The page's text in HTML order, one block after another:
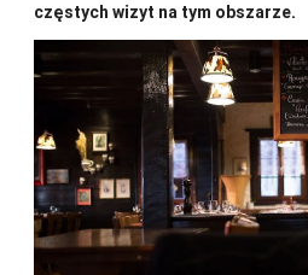
częstych wizyt na tym obszarze.